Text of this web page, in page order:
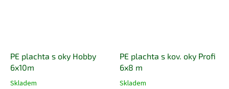
PE plachta s oky Hobby
6x10m
Skladem
PE plachta s kov. oky Profi
6x8 m
Skladem